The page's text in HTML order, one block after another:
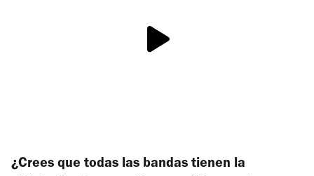
¿Crees que todas las bandas tienen la